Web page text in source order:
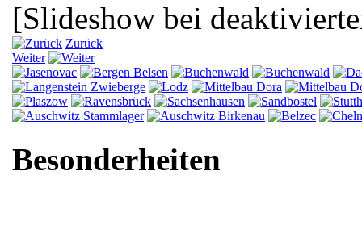
[Slideshow bei
Zurück
Weiter
Besonderheiten